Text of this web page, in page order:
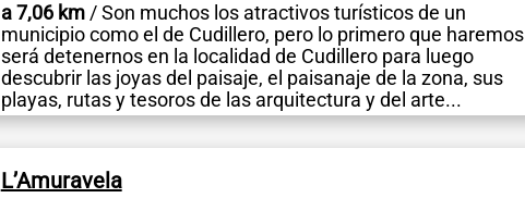
a 7,06 km/ Son muchos los atractivos turísticos de un
municipio como el de Cudillero, pero lo primero que haremos
será detenernos en la localidad de Cudillero para luego
descubrir las joyas del paisaje, el paisanaje de la zona, sus
playas, rutas y tesoros de las arquitectura y del arte...
L’Amuravela